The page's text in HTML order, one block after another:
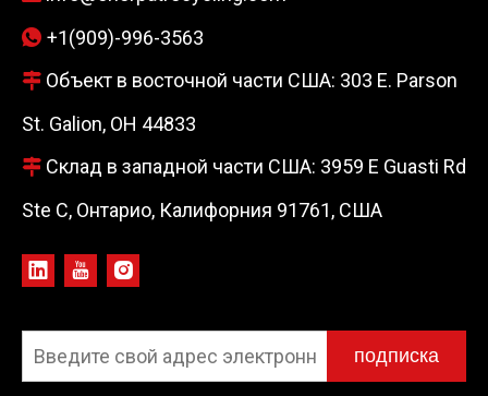
 +1(909)-996-3563
 Объект в восточной части США: 303 E. Parson
St. Galion, OH 44833
 Склад в западной части США: 3959 E Guasti Rd
Ste C, Онтарио, Калифорния 91761, США
подписка